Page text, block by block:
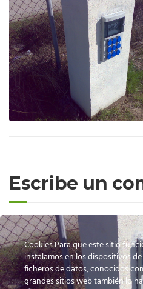
Escribe un
Lo siento, debes estarconectado
Cookies Para que este sitio
instalamos en los dispositivos
ficheros de datos, conocidos
grandes sitios web también lo